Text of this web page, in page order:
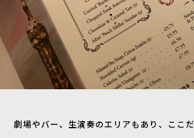
劇場やバー、生演奏のエリアもあり、ここ